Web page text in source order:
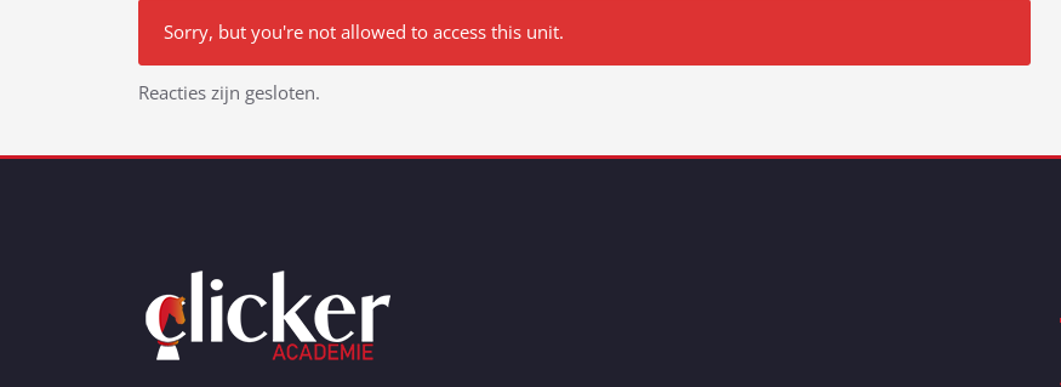
Sorry, but you're not allowed to access this unit.
Bericht
navigatie
Reacties zijn gesloten.